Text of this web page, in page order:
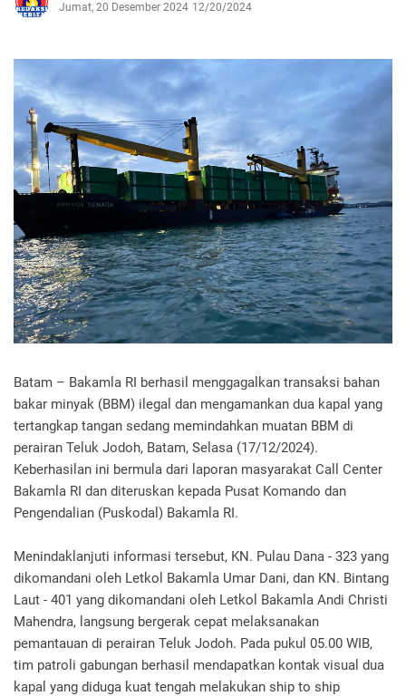
Jumat, 20 Desember 2024 12/20/2024
Batam – Bakamla RI berhasil menggagalkan transaksi bahan
bakar minyak (BBM) ilegal dan mengamankan dua kapal yang
tertangkap tangan sedang memindahkan muatan BBM di
perairan Teluk Jodoh, Batam, Selasa (17/12/2024).
Keberhasilan ini bermula dari laporan masyarakat Call Center
Bakamla RI dan diteruskan kepada Pusat Komando dan
Pengendalian (Puskodal) Bakamla RI.
Menindaklanjuti informasi tersebut, KN. Pulau Dana - 323 yang
dikomandani oleh Letkol Bakamla Umar Dani, dan KN. Bintang
Laut - 401 yang dikomandani oleh Letkol Bakamla Andi Christi
Mahendra, langsung bergerak cepat melaksanakan
pemantauan di perairan Teluk Jodoh. Pada pukul 05.00 WIB,
tim patroli gabungan berhasil mendapatkan kontak visual dua
kapal yang diduga kuat tengah melakukan ship to ship